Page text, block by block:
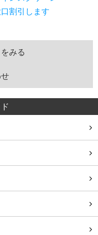
利用
での利用
みる